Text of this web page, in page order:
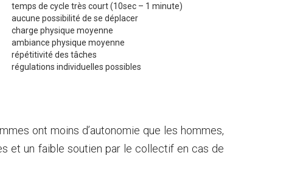
temps de cycle très court (10sec – 1 minute)
aucune possibilité de se déplacer
charge physique moyenne
ambiance physique moyenne
répétitivité des tâches
régulations individuelles possibles
ont moins d’autonomie que les hommes,
et un faible soutien par le collectif en cas de